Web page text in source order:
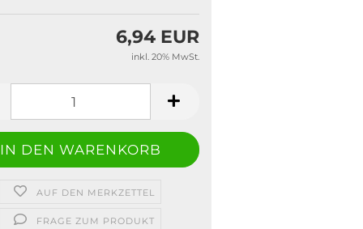
6,94 EUR
inkl. 20% MwSt.
AUF DEN MERKZETTEL
FRAGE ZUM PRODUKT